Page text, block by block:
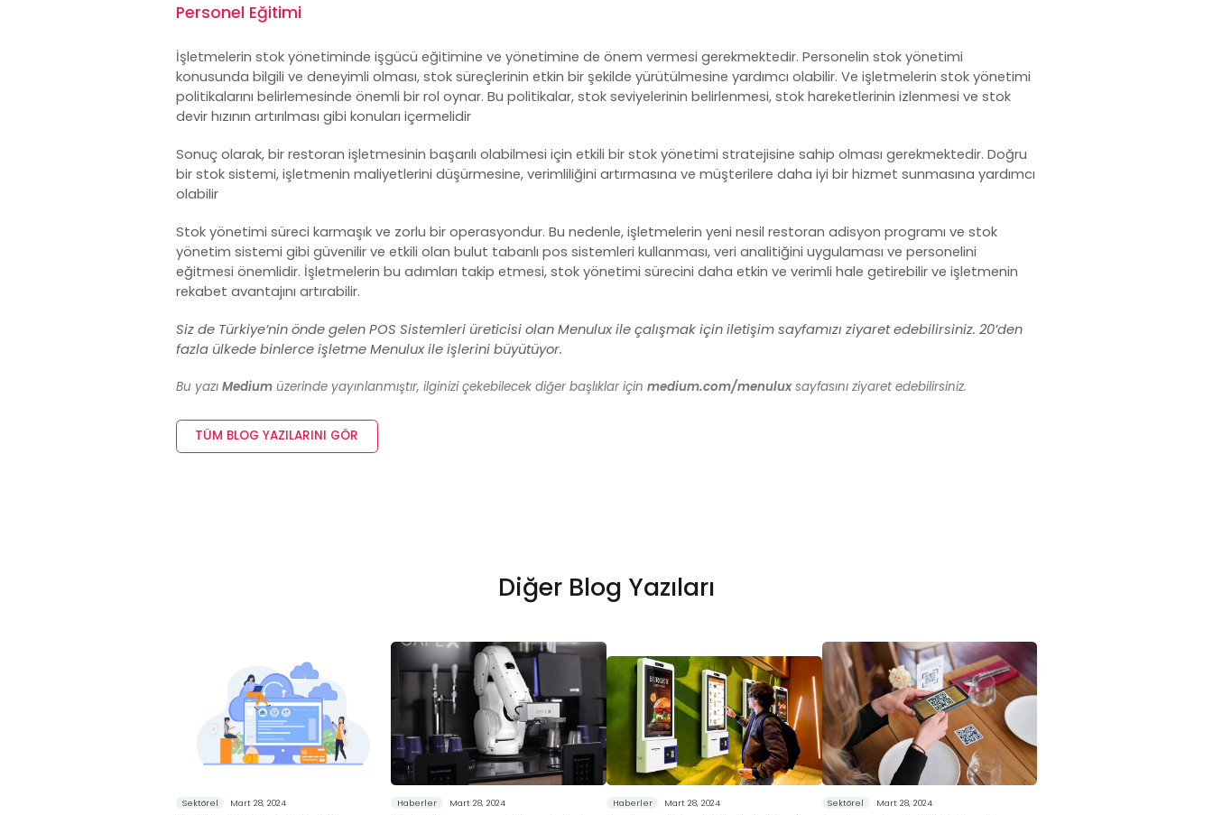
Personel Eğitimi
İşletmelerin stok yönetiminde işgücü eğitimine ve yönetimine de önem vermesi gerekmektedir. Personelin stok yönetimi
konusunda bilgili ve deneyimli olması, stok süreçlerinin etkin bir şekilde yürütülmesine yardımcı olabilir. Ve işletmelerin stok yönetimi
politikalarını belirlemesinde önemli bir rol oynar. Bu politikalar, stok seviyelerinin belirlenmesi, stok hareketlerinin izlenmesi ve stok
devir hızının artırılması gibi konuları içermelidir
Sonuç olarak, bir restoran işletmesinin başarılı olabilmesi için etkili bir stok yönetimi stratejisine sahip olması gerekmektedir. Doğru
birstok sistemi, işletmenin maliyetlerini düşürmesine, verimliliğini artırmasına ve müşterilere daha iyi bir hizmet sunmasına yardımcı
olabilir
Stok yönetimi süreci karmaşık ve zorlu bir operasyondur. Bu nedenle, işletmelerin yeni nesil restoran adisyon programı ve stok
yönetim sistemi gibi güvenilir ve etkili olan bulut tabanlı pos sistemleri kullanması, veri analitiğini uygulaması ve personelini
eğitmesi önemlidir. İşletmelerin bu adımları takip etmesi, stok yönetimi sürecini daha etkin ve verimli hale getirebilir ve işletmenin
rekabet avantajını artırabilir.
Siz de Türkiye’nin önde gelenPOS Sistemleriüreticisi olan Menulux ile çalışmak içiniletişimsayfamızı ziyaret edebilirsiniz. 20’den
fazla ülkede binlerce işletme Menulux ile işlerini büyütüyor.
Bu yazı Mediumüzerinde yayınlanmıştır, ilginizi çekebilecek diğer başlıklar için medium.com/menuluxsayfasını ziyaret edebilirsiniz.
TÜM BLOG YAZILARINI GÖR
Diğer Blog Yazıları
Sektörel Mart 28, 2024 Haberler Mart 28, 2024 Haberler Mart 28, 2024 Sektörel Mart 28, 2024